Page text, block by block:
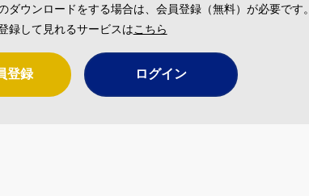
ウンロードをする場合は、会員登録（無料）が必要です。
録して見れるサービスはこちら
登録 ログイン